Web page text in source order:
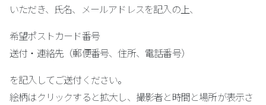
いただき、氏名、メールアドレスを記入の上、
希望ポストカード番号
送付・連絡先（郵便番号、住所、電話番号）
を記入してご送付ください。
絵柄はクリックすると拡大し、撮影者と時間と場所が表示さ